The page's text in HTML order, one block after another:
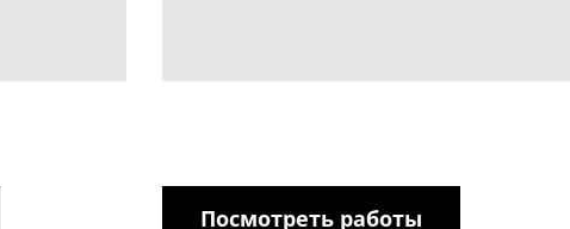
Посмотреть работы